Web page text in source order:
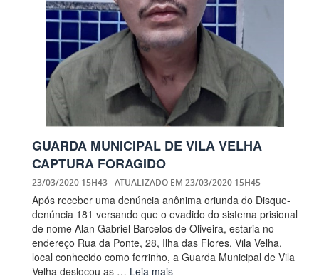
GUARDA MUNICIPAL DE VILA VELHA
CAPTURA FORAGIDO
23/03/2020 15H43- ATUALIZADO EM 23/03/2020 15H45
Após receber uma denúncia anônima oriunda do Disque-
denúncia 181 versando que o evadido do sistema prisional
de nome Alan Gabriel Barcelos de Oliveira, estaria no
endereço Rua da Ponte, 28, Ilha das Flores, Vila Velha,
local conhecido como ferrinho, a Guarda Municipal de Vila
Velha deslocou as … Leia mais